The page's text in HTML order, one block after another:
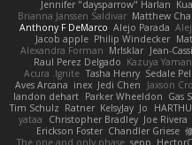
Jennifer "daysparrow" Harlan
Brianna Janssen Saldivar Matthew
Anthony F DeMarco Alejo Parada
Jacob apple Philip Windecker
Alexandra Forman MrIsklar Jean-
Raul Perez Delgado Kazuya
Acura .Ignite Tasha Henry Sedale
Aves Arcana inex Jedi Chen Jaxson
landon dehart Parker Wheeldon Gas
Tim Schulz Ratner KelsyJay Jo
yataa
Christopher Bradley Joe Rivera
Erickson Foster Chandler Griese
The one and only phase sepp